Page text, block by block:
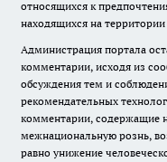
относящихся к
находящихся на
Администрация портала
комментарии, исходя из
обсуждения тем и
рекомендательных
комментарии, содержащие
межнациональную рознь,
равно унижение